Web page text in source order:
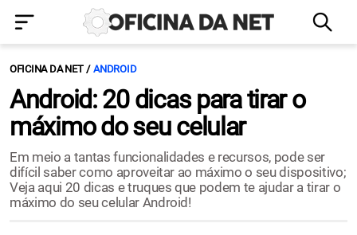
OFICINA DA NET ANDROID
Android: 20 dicas para tirar o
máximo do seu celular
Em meio a tantas funcionalidades e recursos, pode ser
difícil saber como aproveitar ao máximo o seu dispositivo;
Veja aqui 20 dicas e truques que podem te ajudar a tirar o
máximo do seu celular Android!